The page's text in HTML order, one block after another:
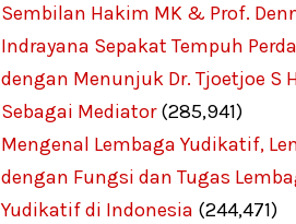
Sembilan Hakim MK & Prof.
Indrayana Sepakat Tempuh
dengan Menunjuk Dr. Tjoetjoe S
Sebagai Mediator (285,941)
Mengenal Lembaga Yudikatif,
dengan Fungsi dan Tugas
Yudikatif di Indonesia (244,471)